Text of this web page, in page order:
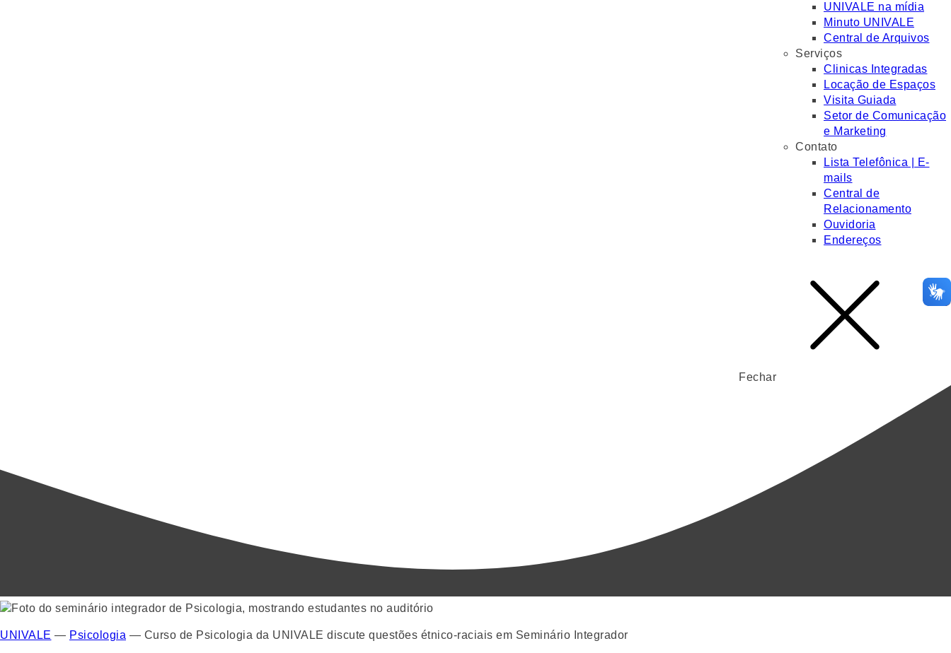
UNIVALE na mídia
Minuto UNIVALE
Central de Arquivos
Serviços
Clinicas Integradas
Locação de Espaços
Visita Guiada
Setor de Comunicação
e Marketing
Contato
Lista Telefônica | E-
mails
Central de
Relacionamento
Ouvidoria
Endereços
Fechar
UNIVALE — Psicologia — Curso de Psicologia da UNIVALE discute questões étnico-raciais em Seminário Integrador